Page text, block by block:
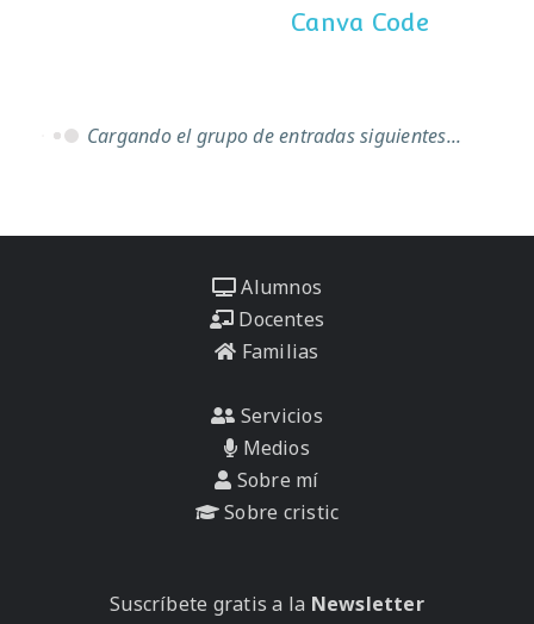
Canva Code
Cargando el grupo de entradas siguientes...
Alumnos
Docentes
Familias
Servicios
Medios
Sobre mí
Sobre cristic
Suscríbete gratis a la Newsletter